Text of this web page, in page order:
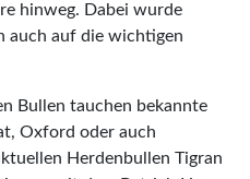
hinweg. Dabei wurde
auch auf die wichtigen
Bullen tauchen bekannte
Oxford oder auch
Herdenbullen Tigran